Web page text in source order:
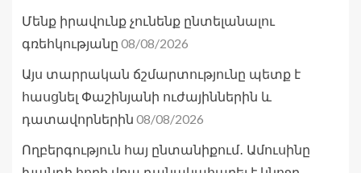
Մենք իրավունք չունենք ընտելանալու
գռեհկությանը 08/08/2026
Այս տարրական ճշմարտությունը պետք է
հասցնել Փաշինյանի ուժայիններին և
դատավորներին 08/08/2026
Ողբերգություն հայ ընտանիքում․ Ամուսինը